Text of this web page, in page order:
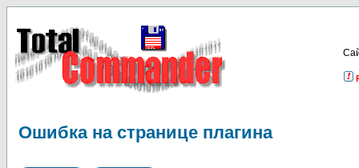
Ошибка на странице плагина